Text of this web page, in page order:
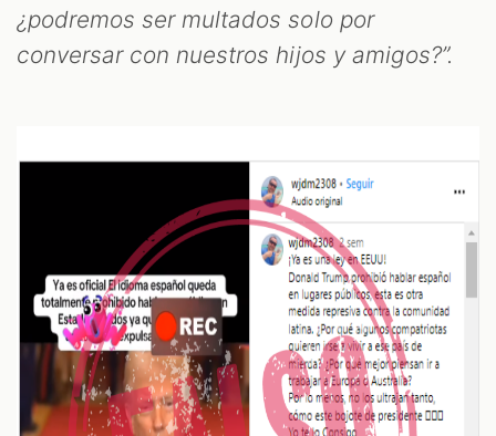
¿podremos ser multados solo por
conversar con nuestros hijos y amigos?”.